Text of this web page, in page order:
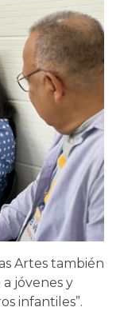
Artes también
jóvenes y
infantiles”.